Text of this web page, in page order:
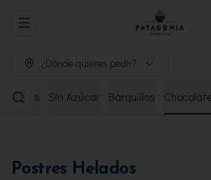
Abrir menu de navegación
¿Dónde quieres pedir?
Sin Azúcar Barquillos
Postres Helados